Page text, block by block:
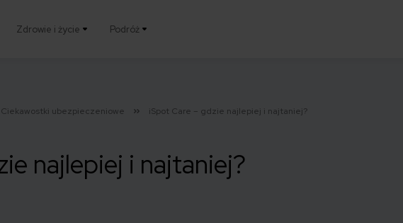
Zdrowie i życie Podróż
Ciekawostki ubezpieczeniowe iSpot Care – gdzie najlepiej i najtaniej?
najlepiej i najtaniej?